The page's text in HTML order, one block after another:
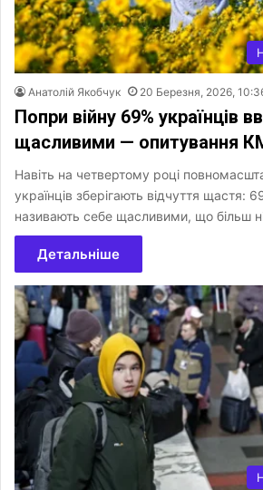
Анатолій Якобчук 20 Березня, 2026,
Попри війну 69% українців
щасливими — опитування
Навіть на четвертому році
українців зберігають відчуття щастя:
називають себе щасливими, що більш
Детальніше